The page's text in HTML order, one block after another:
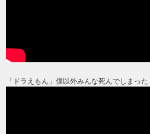
「ドラえもん」僕以外みんな死んでしまった